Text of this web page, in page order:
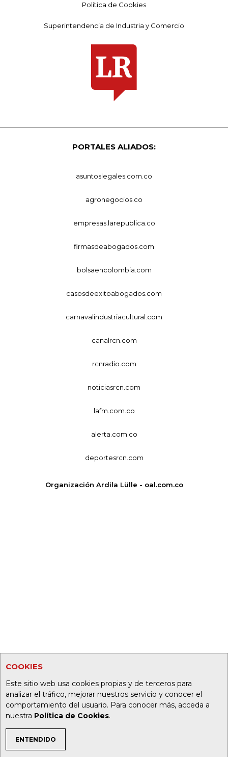
COOKIES
Este sitio web usa cookies propias y de terceros para
analizar el tráfico, mejorar nuestros servicio y conocer el
comportamiento del usuario. Para conocer más, acceda a
nuestra Política de Cookies.
ENTENDIDO
TEMAS DE INTERÉS
Política de Cookies
Superintendencia de Industria y Comercio
PORTALES ALIADOS:
asuntoslegales.com.co
agronegocios.co
empresas.larepublica.co
firmasdeabogados.com
bolsaencolombia.com
casosdeexitoabogados.com
carnavalindustriacultural.com
canalrcn.com
rcnradio.com
noticiasrcn.com
lafm.com.co
alerta.com.co
deportesrcn.com
Organización Ardila Lülle - oal.com.co